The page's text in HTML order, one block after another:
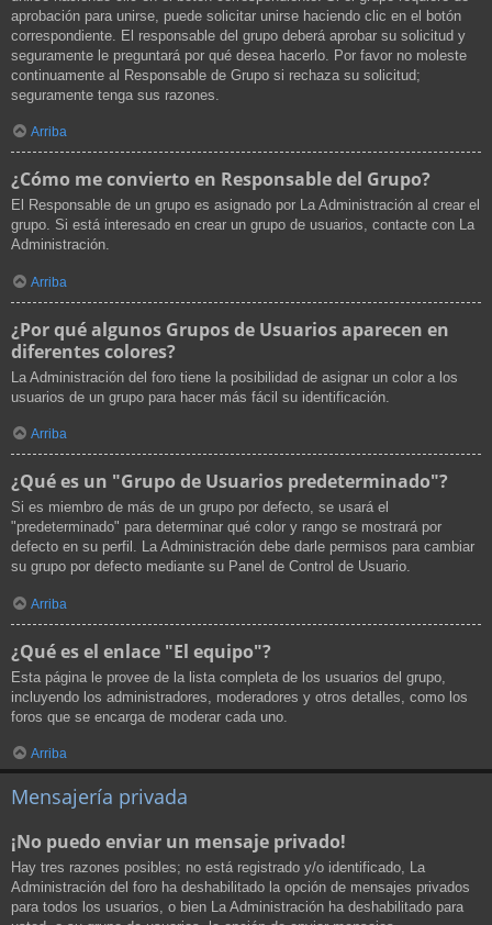
aprobación para unirse, puede solicitar unirse haciendo clic en el botón
correspondiente. El responsable del grupo deberá aprobar su solicitud y
seguramente le preguntará por qué desea hacerlo. Por favor no moleste
continuamente al Responsable de Grupo si rechaza su solicitud;
seguramente tenga sus razones.
Arriba
¿Cómo me convierto en Responsable del Grupo?
El Responsable de un grupo es asignado por La Administración al crear el
grupo. Si está interesado en crear un grupo de usuarios, contacte con La
Administración.
Arriba
¿Por qué algunos Grupos de Usuarios aparecen en
diferentes colores?
La Administración del foro tiene la posibilidad de asignar un color a los
usuarios de un grupo para hacer más fácil su identificación.
Arriba
¿Qué es un "Grupo de Usuarios predeterminado"?
Si es miembro de más de un grupo por defecto, se usará el
"predeterminado" para determinar qué color y rango se mostrará por
defecto en su perfil. La Administración debe darle permisos para cambiar
su grupo por defecto mediante su Panel de Control de Usuario.
Arriba
¿Qué es el enlace "El equipo"?
Esta página le provee de la lista completa de los usuarios del grupo,
incluyendo los administradores, moderadores y otros detalles, como los
foros que se encarga de moderar cada uno.
Arriba
Mensajería privada
¡No puedo enviar un mensaje privado!
Hay tres razones posibles; no está registrado y/o identificado, La
Administración del foro ha deshabilitado la opción de mensajes privados
para todos los usuarios, o bien La Administración ha deshabilitado para